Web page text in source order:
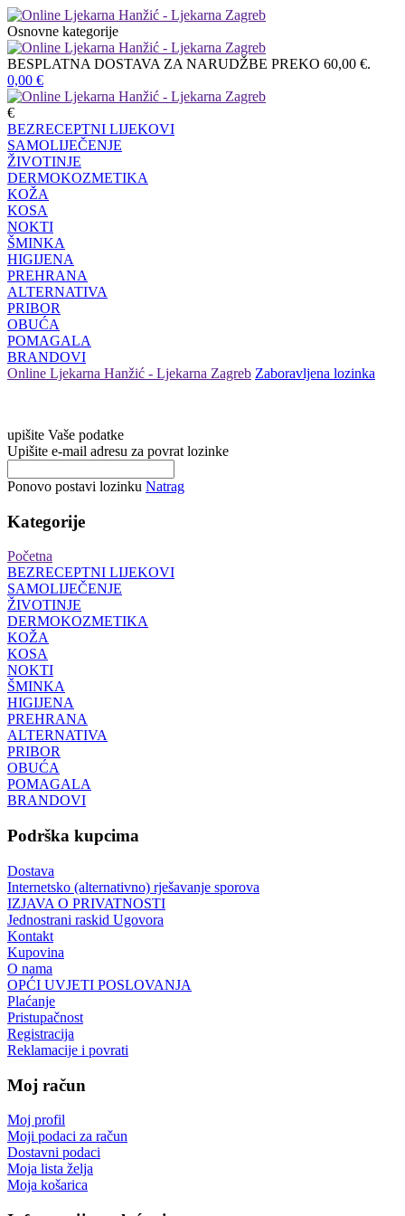
Osnovne kategorije
BESPLATNA DOSTAVA ZA NARUDŽBE PREKO 60,00 €.
0,00 €
€
BEZRECEPTNI LIJEKOVI
SAMOLIJEČENJE
ŽIVOTINJE
DERMOKOZMETIKA
KOŽA
KOSA
NOKTI
ŠMINKA
HIGIJENA
PREHRANA
ALTERNATIVA
PRIBOR
OBUĆA
POMAGALA
BRANDOVI
Online Ljekarna Hanžić - Ljekarna Zagreb Zaboravljena lozinka
upišite Vaše podatke
Upišite e-mail adresu za povrat lozinke
Ponovo postavi lozinku Natrag
Kategorije
Početna
BEZRECEPTNI LIJEKOVI
SAMOLIJEČENJE
ŽIVOTINJE
DERMOKOZMETIKA
KOŽA
KOSA
NOKTI
ŠMINKA
HIGIJENA
PREHRANA
ALTERNATIVA
PRIBOR
OBUĆA
POMAGALA
BRANDOVI
Podrška kupcima
Dostava
Internetsko (alternativno) rješavanje sporova
IZJAVA O PRIVATNOSTI
Jednostrani raskid Ugovora
Kontakt
Kupovina
O nama
OPĆI UVJETI POSLOVANJA
Plaćanje
Pristupačnost
Registracija
Reklamacije i povrati
Moj račun
Moj profil
Moji podaci za račun
Dostavni podaci
Moja lista želja
Moja košarica